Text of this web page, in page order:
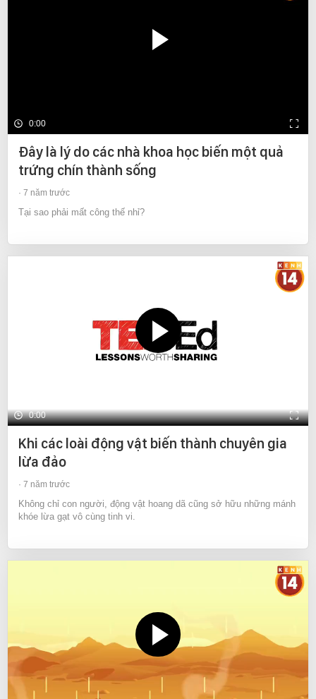
0:00
Đây là lý do các nhà khoa học biến một quả
trứng chín thành sống
7 năm trước
Tại sao phải mất công thế nhỉ?
0:00
Khi các loài động vật biến thành chuyên gia
lừa đảo
7 năm trước
Không chỉ con người, động vật hoang dã cũng sở hữu những mánh
khóe lừa gạt vô cùng tinh vi.